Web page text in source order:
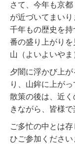
さて、今年も京
が近づいてまいり
千年もの歴史を
番の盛り上がり
山（よいよいやま
夕闇に浮かび上
り、山鉾に上が
散策の後は、近
きながら、皆様で
ご多忙の中とは
ひご参加ください